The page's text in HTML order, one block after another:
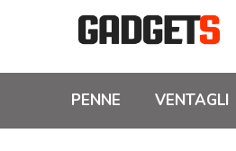
PENNE VENTAGLI